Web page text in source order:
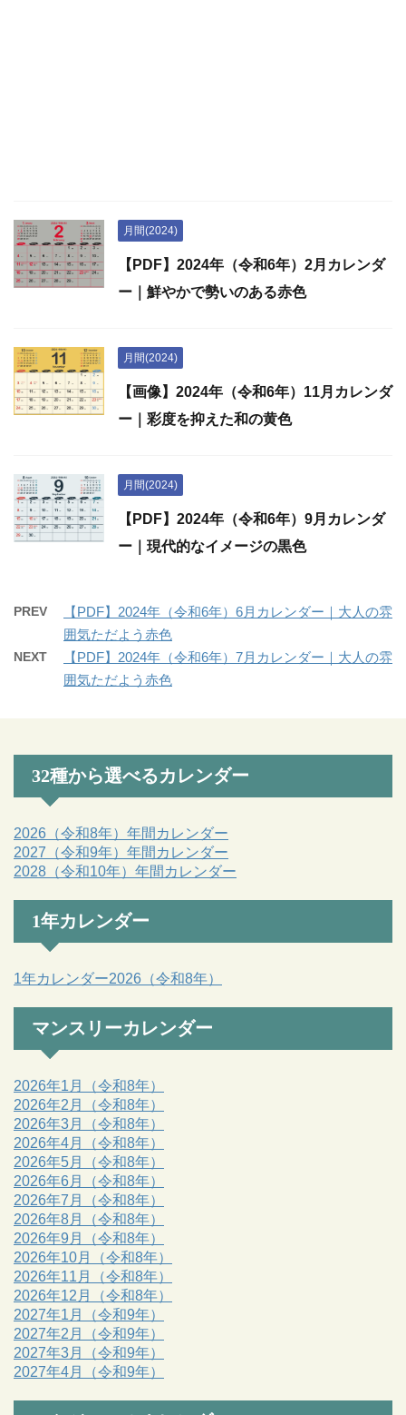
月間(2024)
【PDF】2024年（令和6年）2月カレンダ
ー｜鮮やかで勢いのある赤色
月間(2024)
【画像】2024年（令和6年）11月カレンダ
ー｜彩度を抑えた和の黄色
月間(2024)
【PDF】2024年（令和6年）9月カレンダ
ー｜現代的なイメージの黒色
PREV
【PDF】2024年（令和6年）6月カレンダー｜大人の雰
囲気ただよう赤色
NEXT
【PDF】2024年（令和6年）7月カレンダー｜大人の雰
囲気ただよう赤色
32種から選べるカレンダー
2026（令和8年）年間カレンダー
2027（令和9年）年間カレンダー
2028（令和10年）年間カレンダー
1年カレンダー
1年カレンダー2026（令和8年）
マンスリーカレンダー
2026年1月（令和8年）
2026年2月（令和8年）
2026年3月（令和8年）
2026年4月（令和8年）
2026年5月（令和8年）
2026年6月（令和8年）
2026年7月（令和8年）
2026年8月（令和8年）
2026年9月（令和8年）
2026年10月（令和8年）
2026年11月（令和8年）
2026年12月（令和8年）
2027年1月（令和9年）
2027年2月（令和9年）
2027年3月（令和9年）
2027年4月（令和9年）